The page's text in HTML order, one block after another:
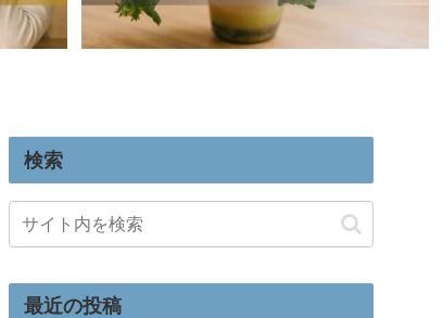
検索
最近の投稿